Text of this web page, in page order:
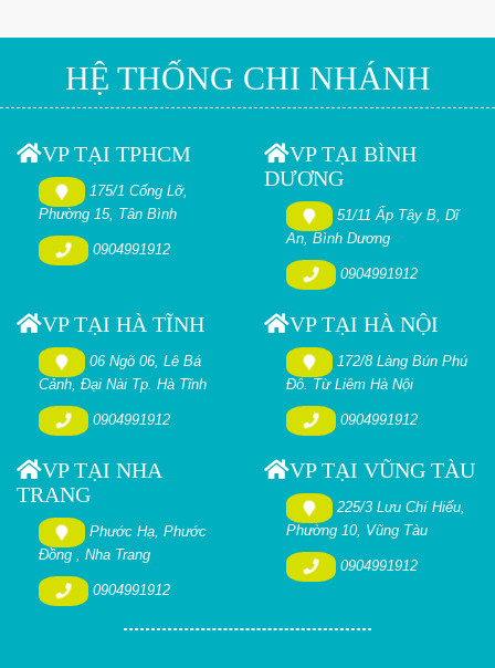
HỆ THỐNG CHI NHÁNH
VP TẠI TPHCM
175/1 Cống Lỡ,
Phường 15, Tân Bình
0904991912
VP TẠI BÌNH
DƯƠNG
51/11 Ấp Tây B, Dĩ
An, Bình Dương
0904991912
VP TẠI HÀ TĨNH
06 Ngõ 06, Lê Bá
Cảnh, Đại Nài Tp. Hà Tĩnh
0904991912
VP TẠI HÀ NỘI
172/8 Làng Bún Phú
Đô. Từ Liêm Hà Nội
0904991912
VP TẠI NHA
TRANG
Phước Hạ, Phước
Đồng , Nha Trang
0904991912
VP TẠI VŨNG TÀU
225/3 Lưu Chí Hiếu,
Phường 10, Vũng Tàu
0904991912